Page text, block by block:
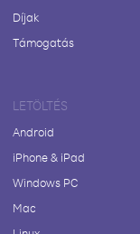
Díjak
Támogatás
LETÖLTÉS
Android
iPhone & iPad
Windows PC
Mac